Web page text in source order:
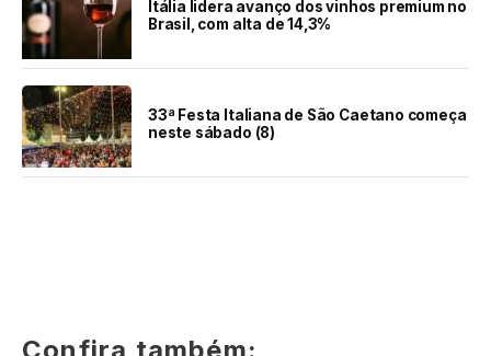
Itália lidera avanço dos vinhos premium no
Brasil, com alta de 14,3%
33ª Festa Italiana de São Caetano começa
neste sábado (8)